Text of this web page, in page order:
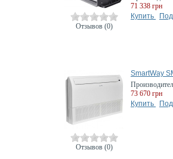
Отзывов (0)
71 338 грн
Купить
Отзывов (0)
SmartWay
73 670 грн
Купить